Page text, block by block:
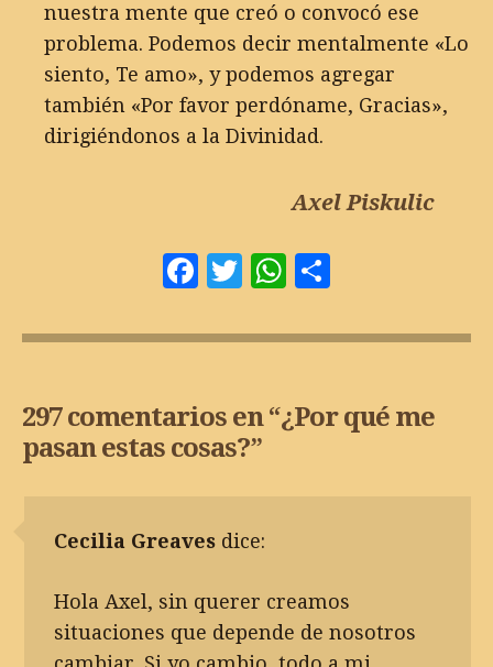
nuestra mente que creó o convocó ese
problema. Podemos decir mentalmente «Lo
siento, Te amo», y podemos agregar
también «Por favor perdóname, Gracias»,
dirigiéndonos a la Divinidad.
Axel Piskulic
Facebook
TwitterWhatsApp
297 comentarios en “¿Por qué me
pasan estas cosas?”
Cecilia Greaves dice:
Hola Axel, sin querer creamos
situaciones que depende de nosotros